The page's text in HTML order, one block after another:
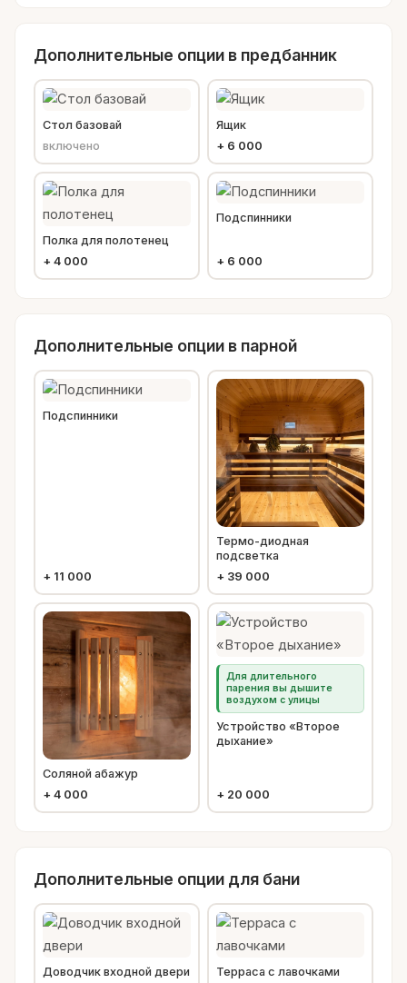
Дополнительные опции в предбанник
Стол базовай
включено
Ящик
+ 6 000
Полка для полотенец
+ 4 000
Подспинники
+ 6 000
Дополнительные опции в парной
Подспинники
+ 11 000
Термо-диодная
подсветка
+ 39 000
Соляной абажур
+ 4 000
Для длительного
парения вы дышите
воздухом с улицы
Устройство «Второе
дыхание»
+ 20 000
Дополнительные опции для бани
Доводчик входной двери Терраса с лавочками